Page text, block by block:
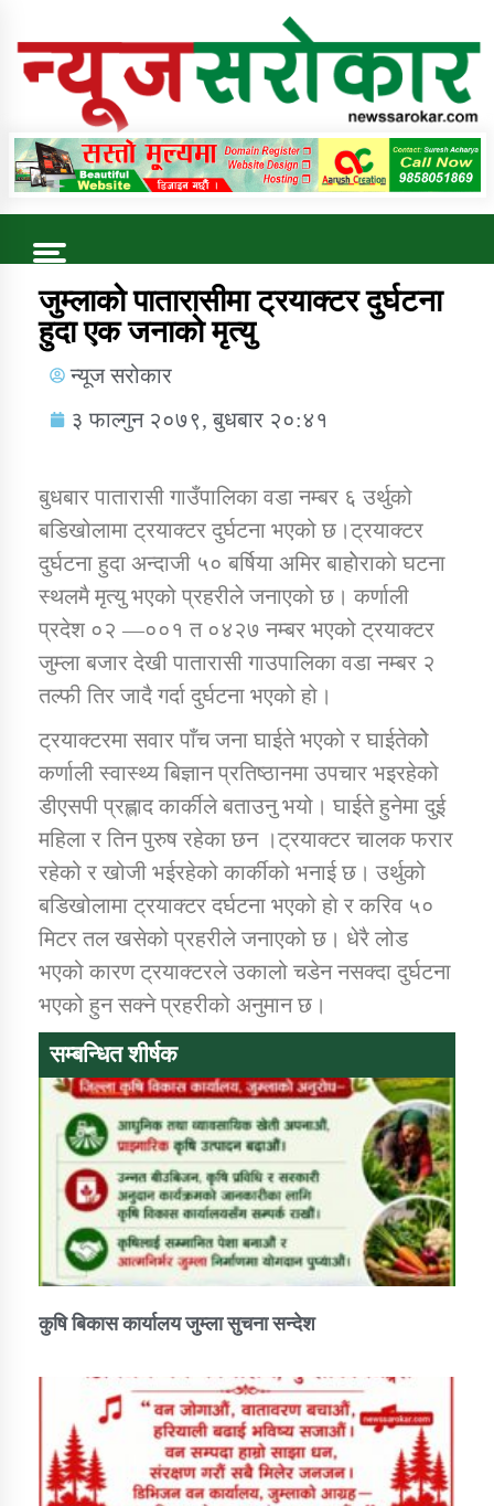
Online News Portal
Trending Now
कुषि बिकास कार्यालय जुम्ला सुचना सन्देश
डिभिजन कार्यालय जुम्लाको सुचना सन्देश
कर्णाली प्रविधि शिक्षालय जुम्लाको सुचना
सामाजिक बिकास कार्यालय जुम्लाकाे सुचना
कार्यक्रम कार्यान्वयन एकाई जुम्लाको सुचना
कर्णाली प्राविधि शिक्षालय जुम्लाको सुचना
तातोपानी गाउँपालिकाको न्यायिक समिति सम्बन्धी सन्देश
जुम्लाको पातारासीमा ट्रयाक्टर दुर्घटना
हुदा एक जनाको मृत्यु
न्यूज सरोकार
३ फाल्गुन २०७९, बुधबार २०:४१
बुधबार पातारासी गाउँपालिका वडा नम्बर ६ उर्थुको
बडिखोलामा ट्रयाक्टर दुर्घटना भएको छ।ट्रयाक्टर
दुर्घटना हुदा अन्दाजी ५० बर्षिया अमिर बाहाेेराकाे घटना
स्थलमै मृत्यु भएको प्रहरीले जनाएको छ। कर्णाली
प्रदेश ०२ —००१ त ०४२७ नम्बर भएको ट्रयाक्टर
जुम्ला बजार देखी पातारासी गाउपालिका वडा नम्बर २
तल्फी तिर जादै गर्दा दुर्घटना भएको हो।
ट्रयाक्टरमा सवार पाँच जना घाईते भएको र घाईतेकोे
कर्णाली स्वास्थ्य बिज्ञान प्रतिष्ठानमा उपचार भइरहेको
डीएसपी प्रह्लाद कार्कीले बताउनु भयो। घाईते हुनेमा दुई
महिला र तिन पुरुष रहेका छन ।ट्रयाक्टर चालक फरार
रहेको र खोजी भईरहेको कार्कीको भनाई छ। उर्थुको
बडिखोलामा ट्रयाक्टर दर्घटना भएको हाे र करिव ५०
मिटर तल खसेको प्रहरीले जनाएको छ। धेरै लोड
भएको कारण ट्रयाक्टरले उकालो चडेन नसक्दा दुर्घटना
भएको हुन सक्ने प्रहरीको अनुमान छ।
सम्बन्धित शीर्षक
कुषि बिकास कार्यालय जुम्ला सुचना सन्देश